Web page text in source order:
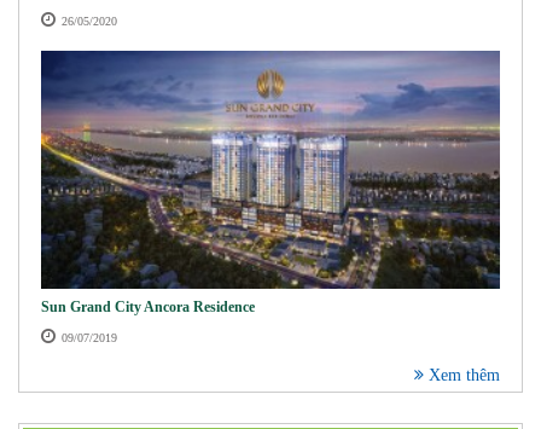
26/05/2020
Sun Grand City Ancora Residence
09/07/2019
Xem thêm